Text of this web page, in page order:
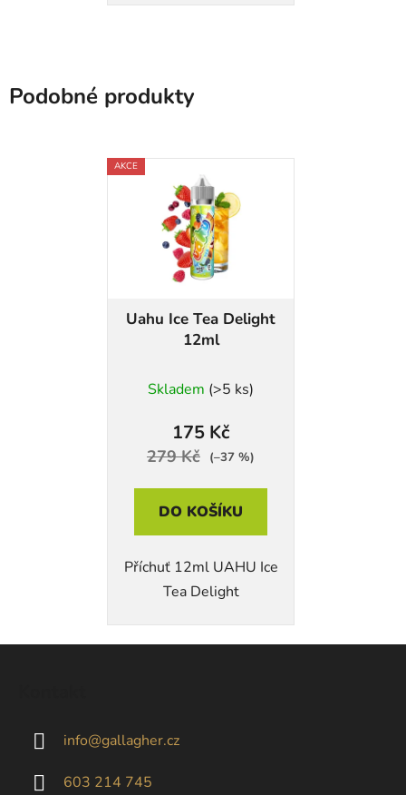
Podobné produkty
AKCE
Uahu Ice Tea Delight
12ml
Skladem (>5 ks)
175 Kč
279 Kč (–37 %)
DO KOŠÍKU
Příchuť 12ml UAHU Ice
Tea Delight
info@gallagher.cz
603 214 745